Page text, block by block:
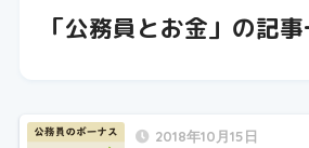
「公務員とお金」の記
2018年10月15日